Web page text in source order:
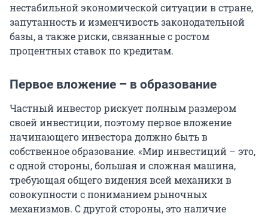
нестабильной экономической ситуации в стране,
запутанность и изменчивость законодательной
базы, а также риски, связанные с ростом
процентных ставок по кредитам.
Первое вложение – в образование
Частный инвестор рискует полным размером
своей инвестиции, поэтому первое вложение
начинающего инвестора должно быть в
собственное образование. «Мир инвестиций – это,
с одной стороны, большая и сложная машина,
требующая общего видения всей механики в
совокупности с пониманием рыночных
механизмов. С другой стороны, это наличие